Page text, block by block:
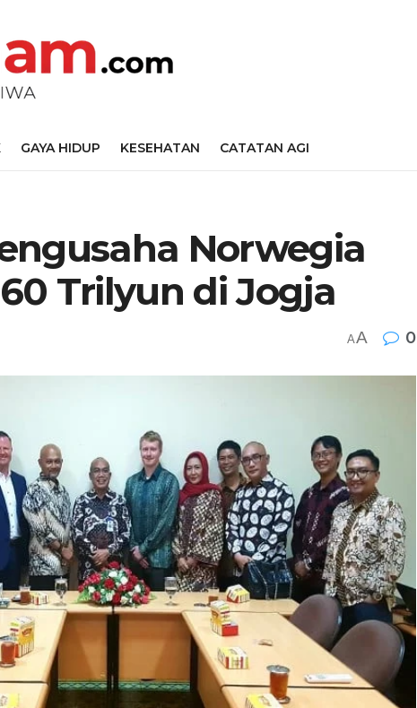
GAYA HIDUP KESEHATAN CATATAN AGI
Norwegia
Trilyun di Jogja
AA 0